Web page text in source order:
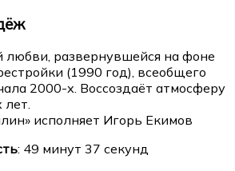
любви, развернувшейся на фоне
(1990 год), всеобщего
2000-х. Воссоздаёт атмосферу
лет.
исполняет Игорь Екимов
: 49 минут 37 секунд